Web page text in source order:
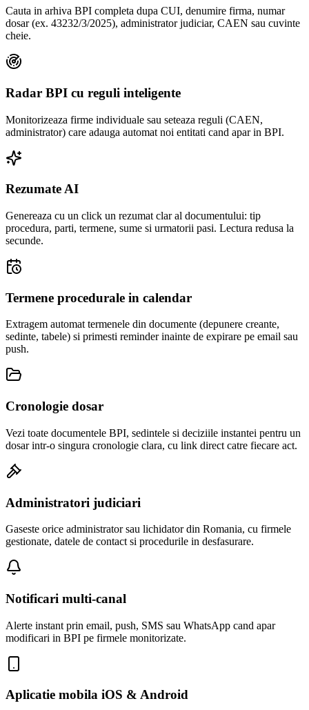
Cauta in arhiva BPI completa dupa CUI, denumire firma, numar
dosar (ex. 43232/3/2025), administrator judiciar, CAEN sau cuvinte
cheie.
Radar BPI cu reguli inteligente
Monitorizeaza firme individuale sau seteaza reguli (CAEN,
administrator) care adauga automat noi entitati cand apar in BPI.
Rezumate AI
Genereaza cu un click un rezumat clar al documentului: tip
procedura, parti, termene, sume si urmatorii pasi. Lectura redusa la
secunde.
Termene procedurale in calendar
Extragem automat termenele din documente (depunere creante,
sedinte, tabele) si primesti reminder inainte de expirare pe email sau
push.
Cronologie dosar
Vezi toate documentele BPI, sedintele si deciziile instantei pentru un
dosar intr-o singura cronologie clara, cu link direct catre fiecare act.
Administratori judiciari
Gaseste orice administrator sau lichidator din Romania, cu firmele
gestionate, datele de contact si procedurile in desfasurare.
Notificari multi-canal
Alerte instant prin email, push, SMS sau WhatsApp cand apar
modificari in BPI pe firmele monitorizate.
Aplicatie mobila iOS & Android